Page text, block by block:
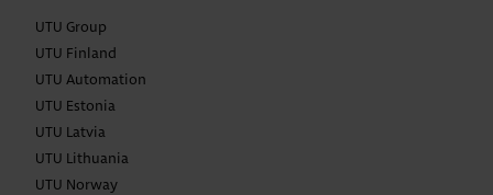
UTU Group
UTU Finland
UTU Automation
UTU Estonia
UTU Latvia
UTU Lithuania
UTU Norway